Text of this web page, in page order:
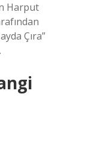
Harput
Çıra”